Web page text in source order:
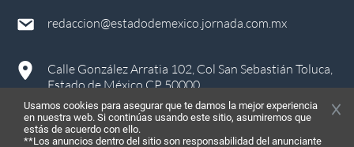
redaccion@estadodemexico.jornada.com.mx
Calle González Arratia 102, Col San Sebastián Toluca,
Estado de México CP 50000
Usamos cookies para asegurar que te damos la mejor experiencia
en nuestra web. Si continúas usando este sitio, asumiremos que
estás de acuerdo con ello.
**Los anuncios dentro del sitio son responsabilidad del anunciante